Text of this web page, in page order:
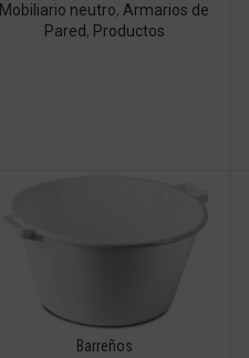
Mobiliario neutro,Armarios de
Pared, Productos
Barreños